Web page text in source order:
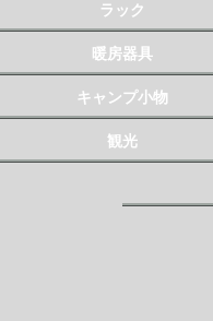
ラック
暖房器具
キャンプ小物
観光